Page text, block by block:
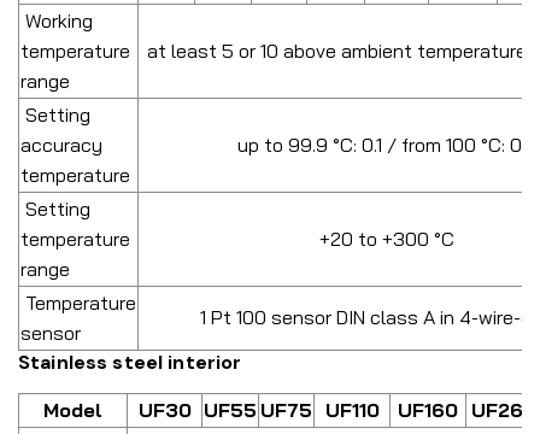
Working
temperature
range
at least 5 or 10 above ambient temperature
Setting
accuracy
temperature
up to 99.9 °C: 0.1 / from 100 °C: 0.5
Setting
temperature
range
+20 to +300 °C
Temperature
sensor
1 Pt 100 sensor DIN class A in 4-wire-
Stainless steel interior
Model UF30 UF55 UF75 UF110 UF160 UF260